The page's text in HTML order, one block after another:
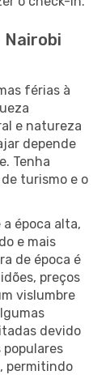
Nairobi
férias à
e natureza
depende
Tenha
turismo e o
época alta,
e mais
de época é
preços
vislumbre
devido
permitindo